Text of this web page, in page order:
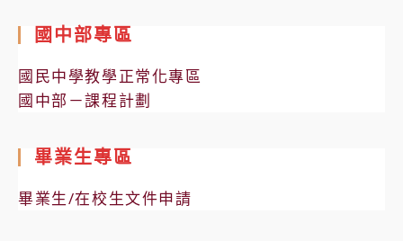
國中部專區
國民中學教學正常化專區
國中部－課程計劃
畢業生專區
畢業生/在校生文件申請